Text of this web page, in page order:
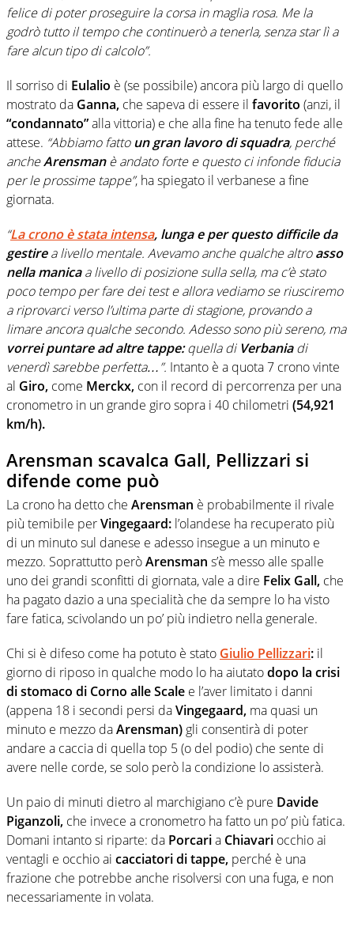
felice di poter proseguire la corsa in maglia rosa. Me la
godrò tutto il tempo che continuerò a tenerla, senza star lì a
fare alcun tipo di calcolo”.
Il sorriso di Eulalio è (se possibile) ancora più largo di quello
mostrato da Ganna, che sapeva di essere il favorito (anzi, il
“condannato”alla vittoria) e che alla fine ha tenuto fede alle
attese. “Abbiamo fattoun gran lavoro di squadra, perché
ancheArensmanè andato forte e questo ci infonde fiducia
per le prossime tappe”, ha spiegato il verbanese a fine
giornata.
“La crono è stata intensa, lunga e per questo difficile da
gestirea livello mentale. Avevamo anche qualche altroasso
nella manicaa livello di posizione sulla sella, ma c’è stato
poco tempo per fare dei test e allora vediamo se riusciremo
a riprovarci verso l’ultima parte di stagione, provando a
limare ancora qualche secondo. Adesso sono più sereno, ma
vorrei puntare ad altre tappe:quella di Verbaniadi
venerdì sarebbe perfetta…”. Intanto è a quota 7 crono vinte
al Giro, come Merckx, con il record di percorrenza per una
cronometro in un grande giro sopra i 40 chilometri (54,921
km/h).
Arensman scavalca Gall, Pellizzari si
difende come può
La crono ha detto che Arensman è probabilmente il rivale
più temibile perVingegaard: l’olandese ha recuperato più
di un minuto sul danese e adesso insegue a un minuto e
mezzo. Soprattutto peròArensman s’è messo alle spalle
uno dei grandi sconfitti di giornata, vale a dire Felix Gall, che
ha pagato dazio a una specialità che da sempre lo ha visto
fare fatica, scivolando un po’ più indietro nella generale.
Chi si è difeso come ha potuto è stato Giulio Pellizzari: il
giorno di riposo in qualche modo lo ha aiutatodopo la crisi
di stomaco di Corno alle Scale e l’aver limitato i danni
(appena 18 i secondi persi daVingegaard, ma quasi un
minuto e mezzo daArensman) gli consentirà di poter
andare a caccia di quella top 5 (o del podio) che sente di
avere nelle corde, se solo però la condizione lo assisterà.
Un paio di minuti dietro al marchigiano c’è pure Davide
Piganzoli, che invece a cronometro ha fatto un po’ più fatica.
Domani intanto si riparte: da Porcaria Chiavari occhio ai
ventagli e occhio ai cacciatori di tappe, perché è una
frazione che potrebbe anche risolversi con una fuga, e non
necessariamente in volata.